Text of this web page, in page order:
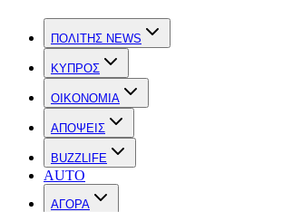
ΠΟΛΙΤΗΣ NEWS
ΚΥΠΡΟΣ
OIKONOMIA
ΑΠΟΨΕΙΣ
BUZZLIFE
AUTO
ΑΓΟΡΑ